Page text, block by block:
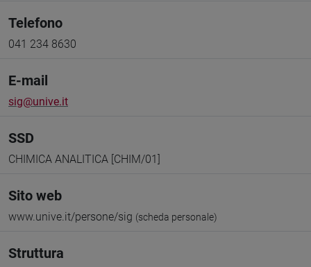
Telefono
041 234 8630
E-mail
sig@unive.it
SSD
CHIMICA ANALITICA [CHIM/01]
Sito web
www.unive.it/persone/sig (scheda personale)
Struttura